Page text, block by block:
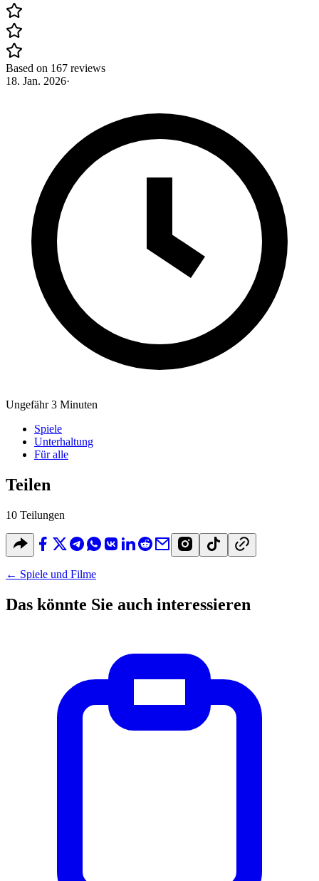
Based on 167 reviews
18. Jan. 2026·
Ungefähr 3 Minuten
Spiele
Unterhaltung
Für alle
Teilen
10 Teilungen
← Spiele und Filme
Das könnte Sie auch interessieren